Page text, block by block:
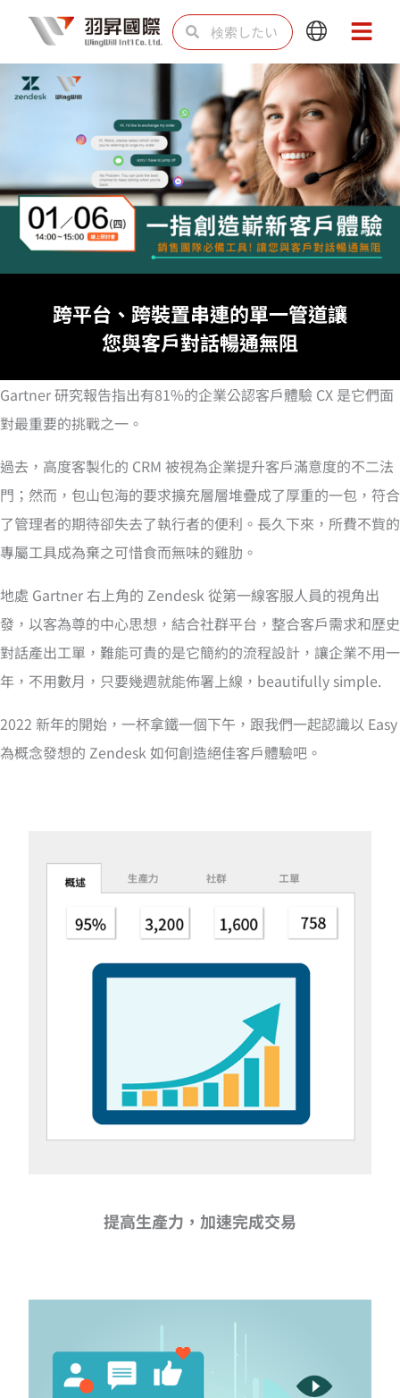
を
プ
検
索 索
Main
Menu
Main
Menu
跨平台、跨裝置串連的單一管道讓
您與客戶對話暢通無阻
Gartner 研究報告指出有81%的企業公認客戶體驗 CX 是它們面
對最重要的挑戰之一。
過去，高度客製化的 CRM 被視為企業提升客戶滿意度的不二法
門；然而，包山包海的要求擴充層層堆疊成了厚重的一包，符合
了管理者的期待卻失去了執行者的便利。長久下來，所費不貲的
專屬工具成為棄之可惜食而無味的雞肋。
地處 Gartner 右上角的 Zendesk 從第一線客服人員的視角出
發，以客為尊的中心思想，結合社群平台，整合客戶需求和歷史
對話產出工單，難能可貴的是它簡約的流程設計，讓企業不用一
年，不用數月，只要幾週就能佈署上線，beautifully simple.
2022 新年的開始，一杯拿鐵一個下午，跟我們一起認識以 Easy
為概念發想的 Zendesk 如何創造絕佳客戶體驗吧。
提高生產力，加速完成交易